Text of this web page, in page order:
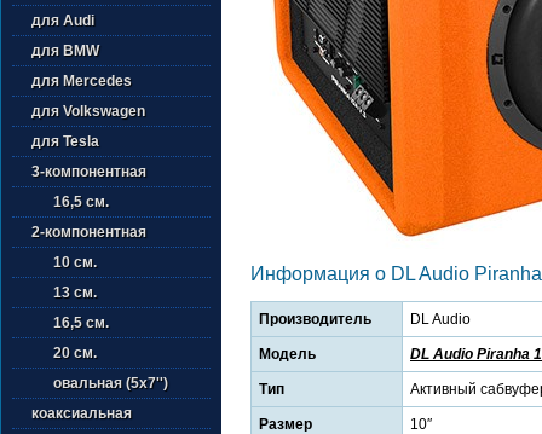
для Audi
для BMW
для Mercedes
для Volkswagen
для Tesla
3-компонентная
16,5 см.
2-компонентная
10 см.
13 см.
16,5 см.
20 см.
овальная (5х7'')
коаксиальная
Информация о DL Audio
Производитель DL Audio
Модель DL Audio Piranha
Тип Активный
Размер 10″